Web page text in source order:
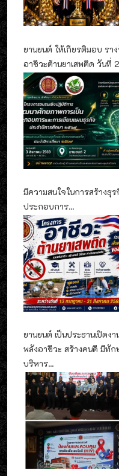
ยานยนต์ ให้เกียรติมอบ รา
อาชีวะต้านยาเสพติด วันที่
มีความสนใจในการสร้างธุ
ประกอบการ...
ยานยนต์ เป็นประธานเปิดง
พลังอาชีวะ สร้างคนดี มีทั
บริหาร...